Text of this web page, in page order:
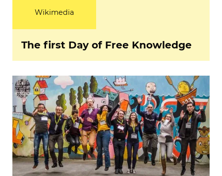
Wikimedia
The first Day of Free Knowledge